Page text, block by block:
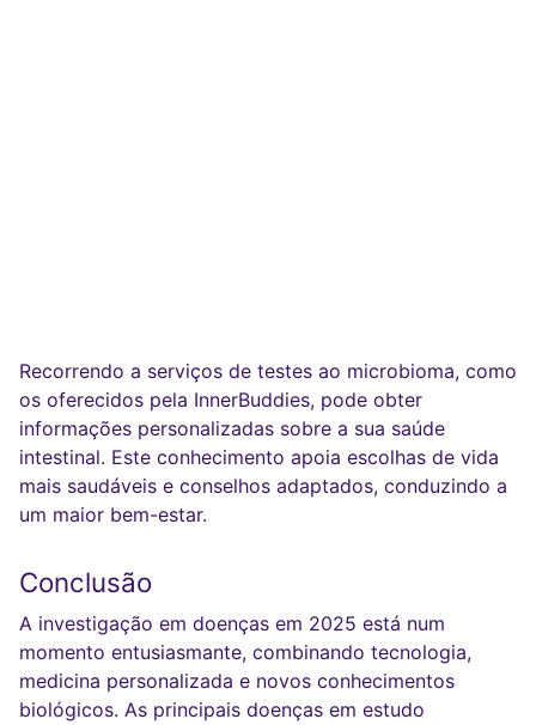
Recorrendo a serviços de testes ao microbioma, como
os oferecidos pela InnerBuddies, pode obter
informações personalizadas sobre a sua saúde
intestinal. Este conhecimento apoia escolhas de vida
mais saudáveis e conselhos adaptados, conduzindo a
um maior bem-estar.
Conclusão
A investigação em doenças em 2025 está num
momento entusiasmante, combinando tecnologia,
medicina personalizada e novos conhecimentos
biológicos. As principais doenças em estudo